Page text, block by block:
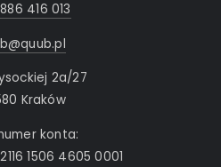
416 013
2a/27
Kraków
konta:
1506 4605 0001